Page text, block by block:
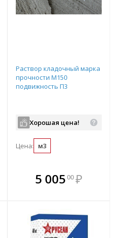
мешок)
В комплекте
всегда выгоднее!
Раствор кладочный марка
прочности М150
подвижность П3
Хорошая цена!
Цена: м3
5 005 00 ₽